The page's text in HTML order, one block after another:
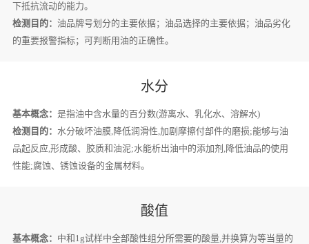
下抵抗流动的能力。
检测目的： 油品牌号划分的主要依据；油品选择的主要依据；油品劣化
的重要报警指标；可判断用油的正确性。
水分
基本概念： 是指油中含水量的百分数(游离水、乳化水、溶解水)
检测目的： 水分破坏油膜,降低润滑性,加剧摩擦付部件的磨损;能够与油
品起反应,形成酸、胶质和油泥;水能析出油中的添加剂,降低油品的使用
性能;腐蚀、锈蚀设备的金属材料。
酸值
基本概念： 中和1g试样中全部酸性组分所需要的酸量,并换算为等当量的